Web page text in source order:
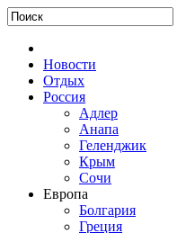
Новости
Отдых
Россия
Адлер
Анапа
Геленджик
Крым
Сочи
Европа
Болгария
Греция